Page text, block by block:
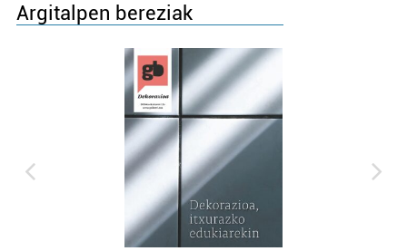
Argitalpen bereziak